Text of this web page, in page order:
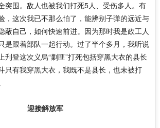
突围。敌人也被我们打死5人、受伤多人。有
，这次我已不那么怕了，能辨别子弹的远近与
蔽自己，如何快速前进。因为那时我是政工人
是跟着部队一起行动。过了半个多月，我听说
刋登这次义烏“剿匪”打死包括穿黑大衣的县长
只有我穿黑大衣，我既不是县长，也未被打
迎接解放军